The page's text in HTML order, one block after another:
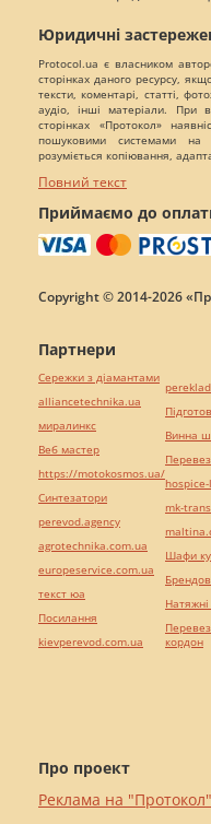
Юридичні
Protocol.ua є власником
сторінках даного ресурсу,
тексти, коментарі, статті,
аудіо, інші матеріали. При
сторінках «Протокол»
пошуковими системами на
розуміється копіювання,
Повний текст
Приймаємо до
Copyright © 2014-2026
Про проект
Реклама на "Протокол"
Партнери
Сережки з діамантами
alliancetechnika.ua
миралинкс
Веб мастер
https://motokosmos.ua/
Синтезатори
perevod.agency
agrotechnika.com.ua
europeservice.com.ua
текст юа
Посилання
kievperevod.com.ua
Винна
mk-
Шафи
кордон